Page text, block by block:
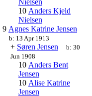
10 Anders Kjeld
Nielsen
9 Agnes Katrine Jensen
b: 13 Apr 1913
+ Søren Jensen b:30
Jun 1908
10 Anders Bent
Jensen
10 Alise Katrine
Jensen